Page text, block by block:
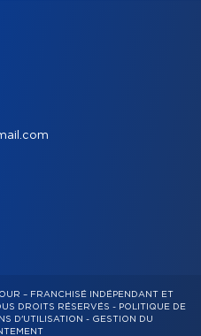
– FRANCHISÉ INDÉPENDANT ET
DROITS RÉSERVÉS - POLITIQUE DE
D'UTILISATION - GESTION DU